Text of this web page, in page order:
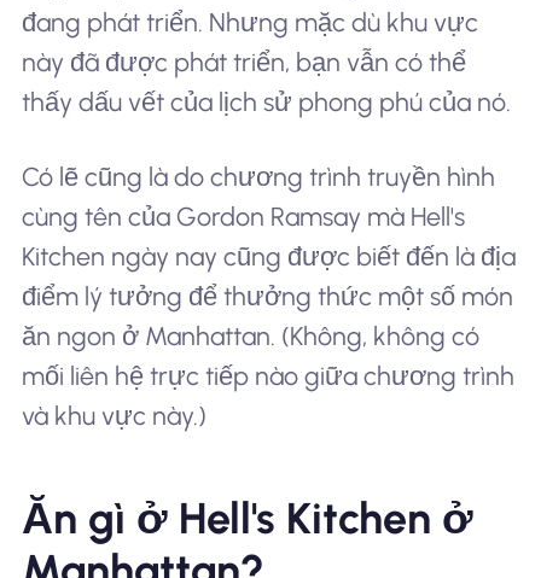
đang phát triển. Nhưng mặc dù khu vực
này đã được phát triển, bạn vẫn có thể
thấy dấu vết của lịch sử phong phú của nó.
Có lẽ cũng là do chương trình truyền hình
cùng tên của Gordon Ramsay mà Hell's
Kitchen ngày nay cũng được biết đến là địa
điểm lý tưởng để thưởng thức một số món
ăn ngon ở Manhattan. (Không, không có
mối liên hệ trực tiếp nào giữa chương trình
và khu vực này.)
Ăn gì ở Hell's Kitchen ở